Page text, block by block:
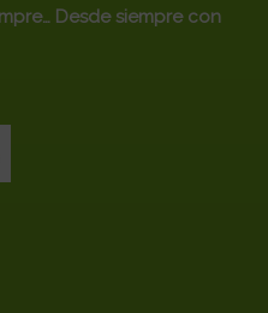
Desde siempre con